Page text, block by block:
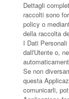
Dettagli
raccolti sono
policy o
della raccolta
I Dati
dall'Utente o,
Se non
questa
comunicarli,